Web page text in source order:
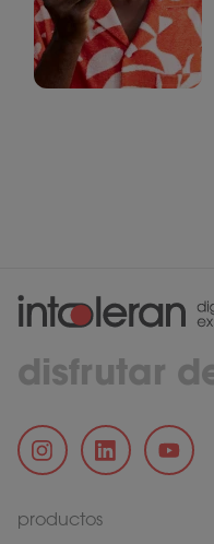
disfrutar
productos